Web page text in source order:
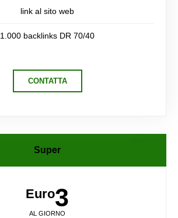
link al sito web
1.000 backlinks DR 70/40
CONTATTA
Super
Euro3
AL GIORNO